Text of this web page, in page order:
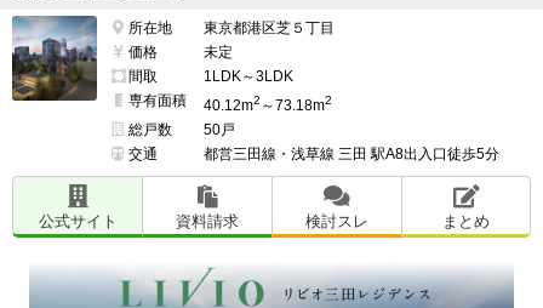
所在地
東京都港区芝５丁目
価格
未定
間取
1LDK～3LDK
専有面積
40.12m2 ～73.18m2
総戸数
50戸
交通
都営三田線・浅草線 三田 駅A8出入口徒歩5分
公式サイト 資料請求 検討スレ まとめ